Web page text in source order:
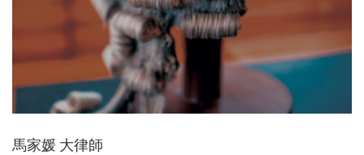
馬家媛 大律師